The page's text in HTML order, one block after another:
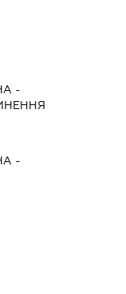
-
-